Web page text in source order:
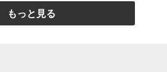
もっと見る